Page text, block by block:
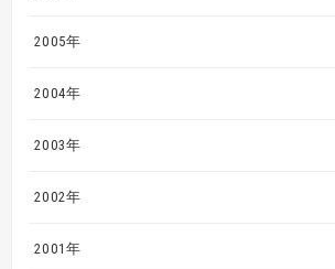
2005年
2004年
2003年
2002年
2001年